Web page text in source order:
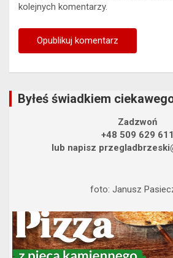
kolejnych komentarzy.
Byłeś świadkiem
Zadzwoń
+48 509 629 611
lub napisz
foto: Janusz